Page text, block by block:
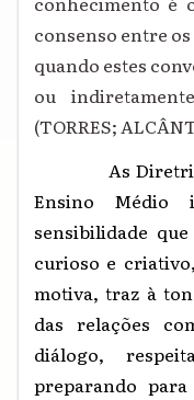
consenso entre
quando estes
ou
(TORRES;
As
Ensino Médio
sensibilidade
curioso e
motiva, traz à
das relações
diálogo,
preparando